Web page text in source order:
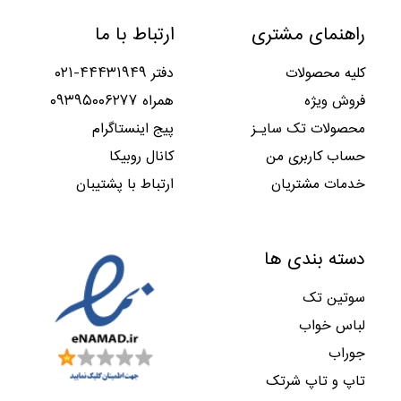
راهنمای مشتری
کلیه محصولات
فروش ویژه
محصولات تک سایـز
حساب کاربری من
خدمات مشتریان
ارتباط با ما
دفتر ۴۴۴۳۱۹۴۹-۰۲۱
همراه ۰۹۳۹۵۰۰۶۲۷۷
پیج اینستاگرام
کانال روبیکا
ارتباط با پشتیبان
دسته بندی ها
سوتین تک
لباس خواب
جوراب
تاپ و تاپ شرتک